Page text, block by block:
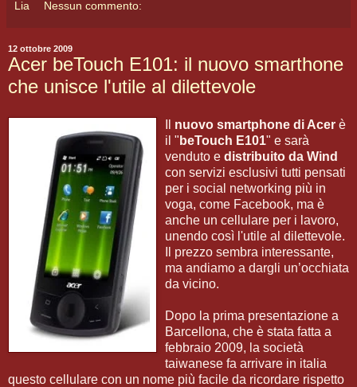
Lia Nessun commento:
12 ottobre 2009
Acer beTouch E101: il nuovo smarthone
che unisce l'utile al dilettevole
nuovo smartphone di Acer è
il " beTouch E101" e sarà
venduto e distribuito da Wind
con servizi esclusivi tutti pensati
per i social networking più in
voga, come Facebook, ma è
anche un cellulare per i lavoro,
unendo così l'utile al dilettevole.
Il prezzo sembra interessante,
ma andiamo a dargli un’occhiata
da vicino.
Dopo la prima presentazione a
Barcellona, che è stata fatta a
febbraio 2009, la società
taiwanese fa arrivare in italia
questo cellulare con un nome più facile da ricordare rispetto